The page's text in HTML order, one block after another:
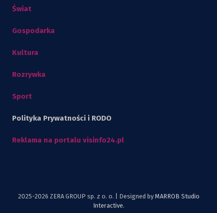
Świat
Gospodarka
Kultura
Rozrywka
Sport
Polityka Prywatności i RODO
Reklama na portalu visinfo24.pl
2025-2026 ZERA GROUP sp. z o. o. | Designed by MARROB Studio
Interactive.